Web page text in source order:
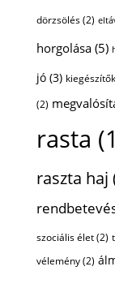
dörzsölés(2)
horgolása(5)
jó (3) kiegészítők
(2)
rasta
raszta haj
szociális élet(2)
vélemény(2)